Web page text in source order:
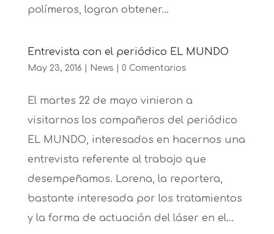
polímeros, logran obtener...
Entrevista con el periódico EL MUNDO
May 23, 2016 News 0 Comentarios
El martes 22 de mayo vinieron a
visitarnos los compañeros del periódico
EL MUNDO, interesados en hacernos una
entrevista referente al trabajo que
desempeñamos. Lorena, la reportera,
bastante interesada por los tratamientos
y la forma de actuación del láser en el...